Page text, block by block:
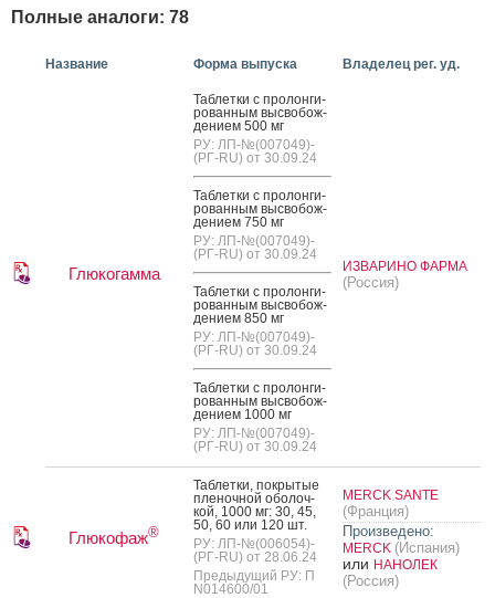
Полные аналоги: 78
Название Форма выпуска Владелец рег. уд.
Глюкогамма
Таб­летки с про­лон­ги­
рован­ным выс­во­бож­
де­ни­ем 500 мг
РУ: ЛП-№(007049)-
(РГ-RU) от 30.09.24
Таб­летки с про­лон­ги­
рован­ным выс­во­бож­
де­ни­ем 750 мг
РУ: ЛП-№(007049)-
(РГ-RU) от 30.09.24
Таб­летки с про­лон­ги­
рован­ным выс­во­бож­
де­ни­ем 850 мг
РУ: ЛП-№(007049)-
(РГ-RU) от 30.09.24
Таб­летки с про­лон­ги­
рован­ным выс­во­бож­
де­ни­ем 1000 мг
РУ: ЛП-№(007049)-
(РГ-RU) от 30.09.24
ИЗВАРИНО ФАРМА
(Россия)
Глюкофаж®
Таб­летки, пок­ры­тые
пле­ноч­ной обо­лоч­
кой, 1000 мг: 30, 45,
50, 60 или 120 шт.
РУ: ЛП-№(006054)-
(РГ-RU) от 28.06.24
Предыдущий РУ: П
N014600/01
MERCK SANTE
(Франция)
Произведено:
MERCK (Испания)
или НАНОЛЕК
(Россия)